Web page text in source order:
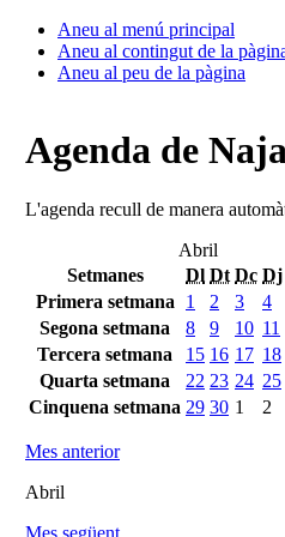
Aneu al menú principal
Aneu al contingut de la
Aneu al peu de la pàgina
Agenda de
L'agenda recull de manera
Abril
Setmanes
Dl Dt Dc Dj
Primera setmana
1 2 3 4
Segona setmana
8 9 10 11
Tercera setmana
15 16 17 18
Quarta setmana
22 23 24 25
Cinquena setmana 29 30 1 2
Mes anterior
Abril
Mes següent